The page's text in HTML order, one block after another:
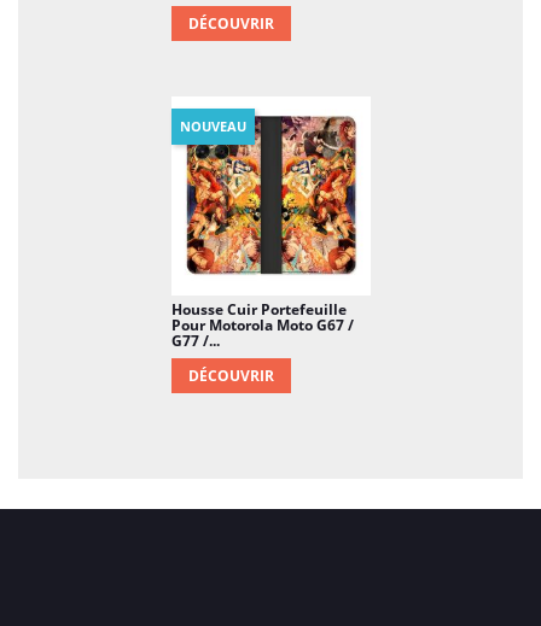
DÉCOUVRIR
Housse Cuir Portefeuille
Pour Motorola Moto G67 /
G77 /...
DÉCOUVRIR
NOUVEAU